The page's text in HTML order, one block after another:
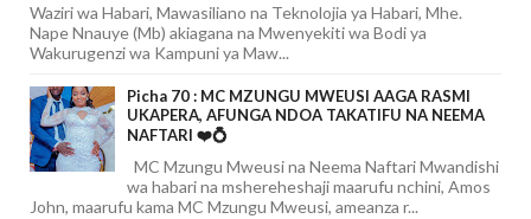
Waziri wa Habari, Mawasiliano na Teknolojia ya Habari, Mhe.
Nape Nnauye (Mb) akiagana na Mwenyekiti wa Bodi ya
Wakurugenzi wa Kampuni ya Maw...
Picha 70 : MC MZUNGU MWEUSI AAGA RASMI
UKAPERA, AFUNGA NDOA TAKATIFU NA NEEMA
NAFTARI ❤️💍
MC Mzungu Mweusi na Neema Naftari Mwandishi
wa habari na mshereheshaji maarufu nchini, Amos
John, maarufu kama MC Mzungu Mweusi, ameanza r...